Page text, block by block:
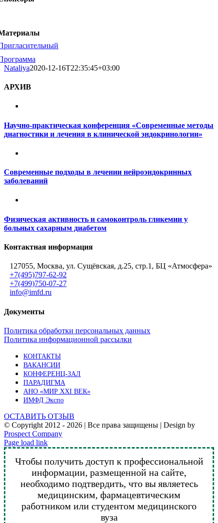
Nataliya2020-12-16T22:35:45+03:00
АРХИВ
Научно-практическая конференция «Современные методы
диагностики и лечения в клинической эндокринологии»
Современные подходы в лечении нейроэндокринных
заболеваний
Физическая активность и самоконтроль гликемии у
больных сахарным диабетом
Контактная информация
127055, Москва, ул. Сущёвская, д.25, стр.1, БЦ «Атмосфера»
+7(495)797-62-92
+7(499)750-07-27
info@imfd.ru
Документы
Политика обработки персональных данных
Политика информационной рассылки
КОНТАКТЫ
ВАКАНСИИ
КОНФЕРЕНЦ-ЗАЛ
ПАРАДИГМА
АНО «МИР XXI ВЕК»
ИМФД Экспо
ОСТАВИТЬ ОТЗЫВ
© Copyright 2012 - 2026 | Все права защищены | Design by
Prospect Company
Vk
Telegram
YouTube
Email
Page load link
Чтобы получить доступ к профессиональной
информации, размещенной на сайте,
необходимо подтвердить, что вы являетесь
медицинским, фармацевтическим
работником или студентом медицинского
вуза